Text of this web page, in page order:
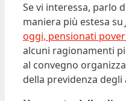
Se vi interessa, parlo
maniera più estesa su
oggi, pensionati
alcuni ragionamenti
al convegno
della previdenza